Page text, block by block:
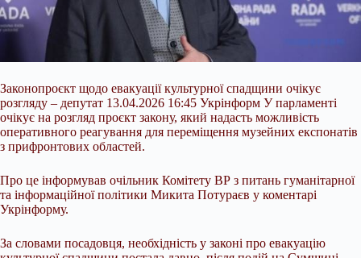
Законопроєкт щодо евакуації культурної спадщини очікує
розгляду – депутат 13.04.2026 16:45 Укрінформ У парламенті
очікує на розгляд проєкт закону, який надасть можливість
оперативного реагування для переміщення музейних експонатів
з прифронтових областей.
Про це інформував очільник Комітету ВР з питань гуманітарної
та інформаційної політики Микита Потураєв у коментарі
Укрінформу.
За словами посадовця, необхідність у законі про евакуацію